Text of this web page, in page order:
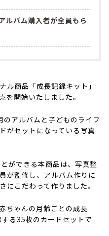
ルバム購入者が全員もら
ル商品「成長記録キット」
を開始いたしました。
のアルバムと 子ども のライフ
がセットになっている写真
ができる本商品は、写真整
が監修し、アルバム作りに
にこだわって作りました。
ちゃんの月齢ごとの成長
る35枚のカードセットで